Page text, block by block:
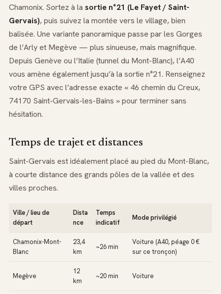
Chamonix. Sortez à la sortie n°21 (Le Fayet / Saint-
Gervais), puis suivez la montée vers le village, bien
balisée. Une variante panoramique passe par les Gorges
de l’Arly et Megève — plus sinueuse, mais magnifique.
Depuis Genève ou l’Italie (tunnel du Mont-Blanc), l’A40
vous amène également jusqu’à la sortie n°21. Renseignez
votre GPS avec l’adresse exacte « 46 chemin du Creux,
74170 Saint-Gervais-les-Bains » pour terminer sans
hésitation.
Temps de trajet et distances
Saint-Gervais est idéalement placé au pied du Mont-Blanc,
à courte distance des grands pôles de la vallée et des
villes proches.
Ville / lieu de
départ
Dista
nce
Temps
indicatif
Mode privilégié
Chamonix-Mont-
Blanc
23,4
km
~26 min
Voiture (A40, péage 0 €
sur ce tronçon)
Megève
12
km
~20 min Voiture